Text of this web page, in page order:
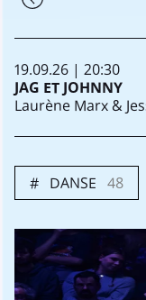
19.09.26 | 20:30
JAG ET JOHNNY
Laurène Marx &
DANSE 48